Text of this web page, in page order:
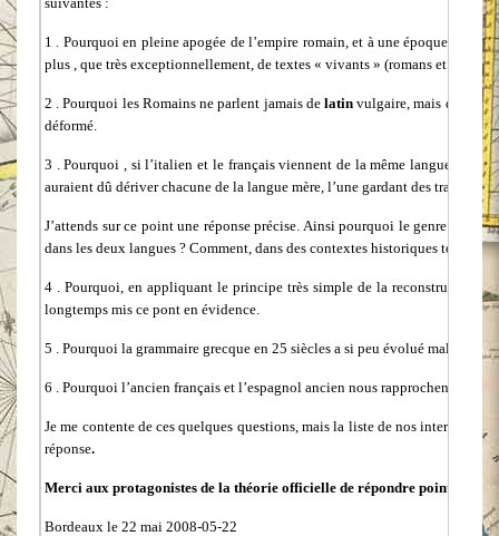
1 . Pourquoi en pleine apogée de l’empire romain, et à une époque où
plus , que très exceptionnellement, de textes « vivants » (romans et pièces
2 . Pourquoi les Romains ne parlent jamais de latin vulgaire, mais de
déformé.
3 . Pourquoi , si l’italien et le français viennent de la même langue mère,
auraient dû dériver chacune de la langue mère, l’une gardant des traits que
J’attends sur ce point une réponse précise. Ainsi pourquoi le genre
dans les deux langues ? Comment, dans des contextes historiques
4 . Pourquoi, en appliquant le principe très simple de la reconstruction
longtemps mis ce pont en évidence.
5 . Pourquoi la grammaire grecque en 25 siècles a si peu évolué malgré
6 . Pourquoi l’ancien français et l’espagnol ancien nous rapprochent de
Je me contente de ces quelques questions, mais la liste de nos
réponse.
Merci aux protagonistes de la théorie officielle de répondre point par
Bordeaux le 22 mai 2008-05-22